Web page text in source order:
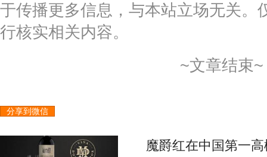
于传播更多信息，与本站立场无关。
行核实相关内容。
~文章结束~
分享到微信
魔爵红在中国第一